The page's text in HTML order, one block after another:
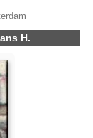
H.